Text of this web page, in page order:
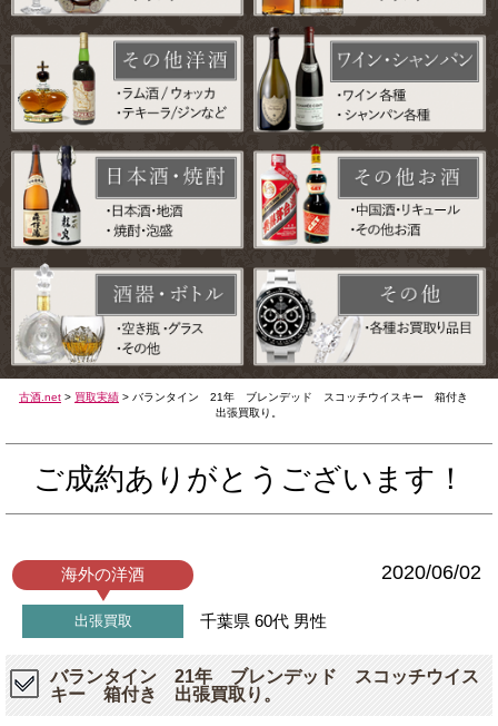
古酒.net > 買取実績 > バランタイン 21年 ブレンデッド スコッチウイスキー 箱付き
出張買取り。
ご成約ありがとうございます！
海外の洋酒 2020/06/02
出張買取 千葉県 60代 男性
バランタイン 21年 ブレンデッド スコッチウイス
キー 箱付き 出張買取り。